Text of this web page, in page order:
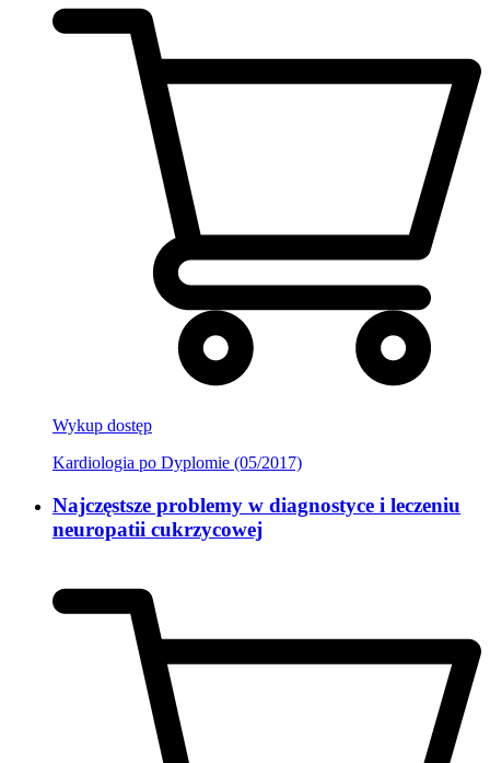
Wykup dostęp
Kardiologia po Dyplomie (05/2017)
Najczęstsze problemy w diagnostyce i leczeniu
neuropatii cukrzycowej